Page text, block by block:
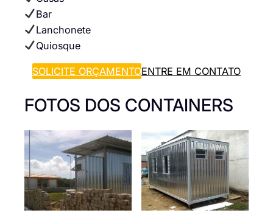
Bar
Lanchonete
Quiosque
SOLICITE ORÇAMENTOENTRE EM CONTATO
FOTOS DOS CONTAINERS